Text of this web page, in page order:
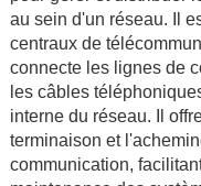
au sein d'un réseau. Il
centraux de
connecte les lignes de
les câbles
interne du réseau. Il
terminaison et
communication,